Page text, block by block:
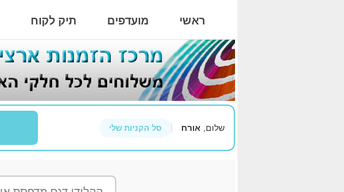
ראשי מועדפים תיק לקוח
שלום, אורח סל הקניות שלי